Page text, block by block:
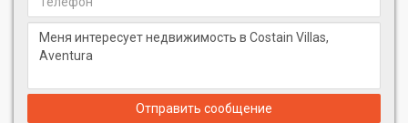
Отправить сообщение